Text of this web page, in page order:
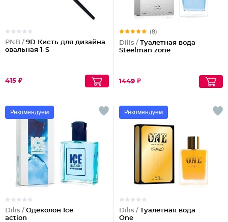
PNB / 9D Кисть для дизайна
овальная 1-S
415 ₽
(8)
Dilis / Туалетная вода
Steelman zone
1449 ₽
Рекомендуем
Dilis / Одеколон Ice
action
Рекомендуем
Dilis / Туалетная вода
One